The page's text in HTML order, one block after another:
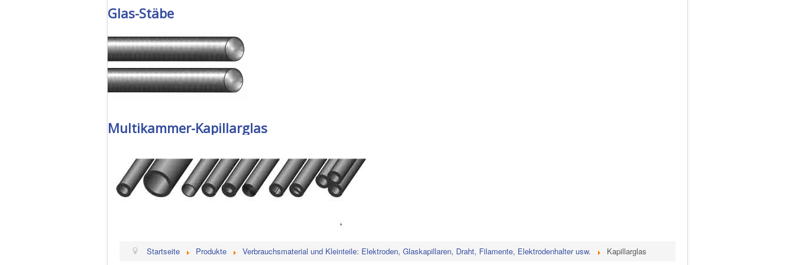
Glas-Stäbe
Multikammer-Kapillarglas
Startseite Produkte Verbrauchsmaterial und Kleinteile: Elektroden, Glaskapillaren, Draht, Filamente, Elektrodenhalter usw. Kapillarglas